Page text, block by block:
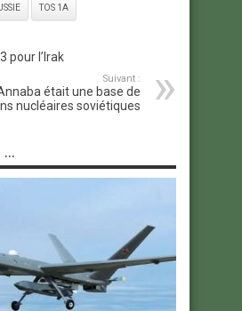
TOS 1A
pour l’Irak
Suivant :
était une base de
nucléaires soviétiques